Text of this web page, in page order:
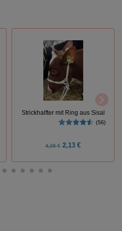
Strickhalfter mit Ring aus Sisal
(56)
4,25 € 2,13 €